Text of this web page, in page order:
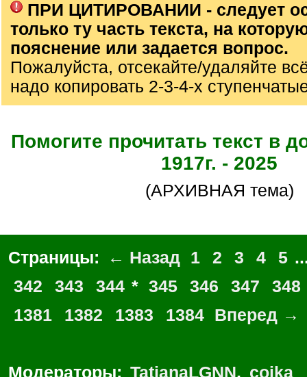
ПРИ ЦИТИРОВАНИИ - следует
только ту часть текста, на
пояснение или задается вопрос.
Пожалуйста, отсекайте/удаляйте
надо копировать 2-3-4-х
Помогите прочитать текст в
1917г. - 2025
(АРХИВНАЯ тема)
Страницы: ← Назад 1 2 3 4 5
342
343 344 * 345 346 347 348
1381
1382 1383 1384 Вперед →
Модераторы: TatianaLGNN, coika